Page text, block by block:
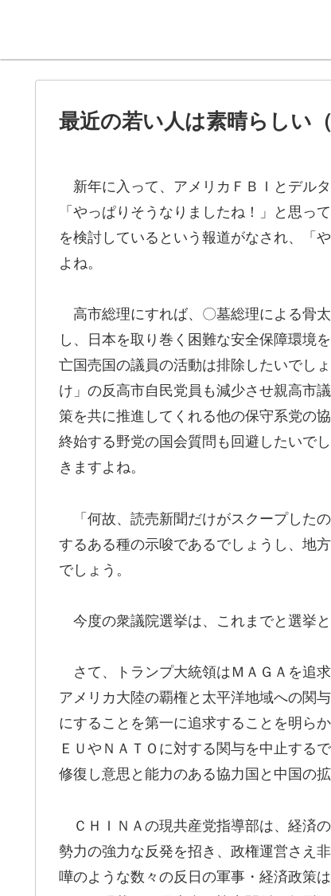
最近の若い人は素晴らしい
新年に入って、アメリカＦＢＩとデル
「やっぱりそうなりましたね！」と思っ
を検討しているという報道がなされ、「
よね。
高市総理にすれば、〇墓総理による骨
し、日本を取り巻く困難な安全保障環境
亡国売国の議員の活動は排除したいでし
け」の反高市自民党員も減少させ親高市
策を共に推進してくれる他の保守系党の
終始する野党の国会質問も回避したいで
きますよね。
「何故、読売新聞だけがスクープした
するある種の示唆であるでしょうし、地
でしょう。
今度の衆議院選挙は、これまでと選挙
さて、トランプ大統領はＭＡＧＡを追
アメリカ大陸の覇権と太平洋地域への関
にすることを第一に追求することを明ら
ＥＵやＮＡＴＯに対する関与を中止する
修復し意思と能力のある協力国と中国の
ＣＨＩＮＡの現共産党指導部は、経済
勢力の強力な反発を招き、政権運営さえ
嘩のような数々の反日の軍事・経済政策